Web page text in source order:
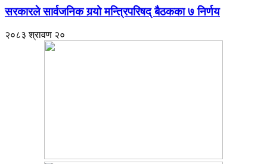
सरकारले सार्वजनिक गर्‍यो मन्त्रिपरिषद् बैठकका ७ निर्णय
२०८३ श्रावण २०